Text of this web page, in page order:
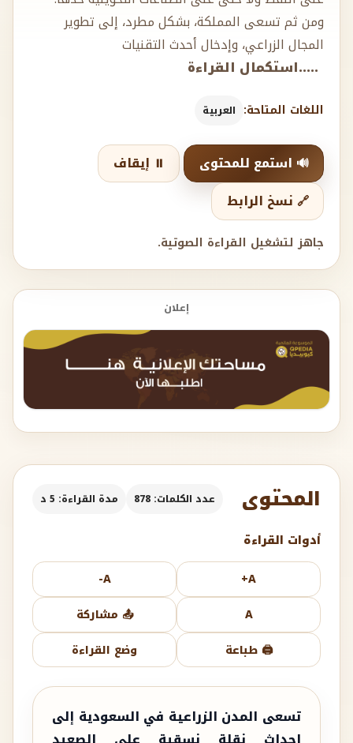
ومن ثم تسعى المملكة، بشكل مطرد، إلى تطوير
المجال الزراعي، وإدخال أحدث التقنيات
.....استكمال القراءة
اللغات المتاحة: العربية
🔊 استمع للمحتوى
⏸️ إيقاف
🔗 نسخ الرابط
جاهز لتشغيل القراءة الصوتية.
إعلان
المحتوى عدد الكلمات: 878 مدة القراءة: 5 د
أدوات القراءة
A+
A-
A
📤 مشاركة
🖨️ طباعة
وضع القراءة
تسعى المدن الزراعية في السعودية إلى